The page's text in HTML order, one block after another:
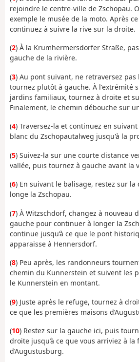
rejoindre le centre-ville de Zschopau.
exemple le musée de la moto. Après
continuez à suivre la rive sur la droite.
(2) À la Krumhermersdorfer Straße,
gauche de la rivière.
(3) Au pont suivant, ne retraversez pas
tournez plutôt à gauche. À l'extrémité
jardins familiaux, tournez à droite et
Finalement, le chemin débouche sur
(4) Traversez-la et continuez en
blanc du Zschopautalweg jusqu'à la
(5) Suivez-la sur une courte distance
vallée, puis tournez à gauche avant la
(6) En suivant le balisage, restez sur
longe la Zschopau.
(7) À Witzschdorf, changez à nouveau
gauche pour continuer à longer la
continue jusqu’à ce que le pont
apparaisse à Hennersdorf.
(8) Peu après, les randonneurs
chemin du Kunnerstein et suivent les
le Kunnerstein en montant.
(9) Juste après le refuge, tournez à
ce que les premières maisons
(10) Restez sur la gauche ici, puis
droite jusqu’à ce que vous arriviez à la
d’Augustusburg.